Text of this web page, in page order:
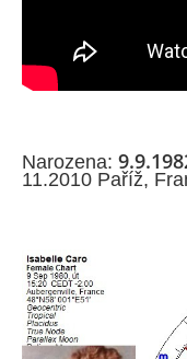
Narozena:
11.2010 Paříž,